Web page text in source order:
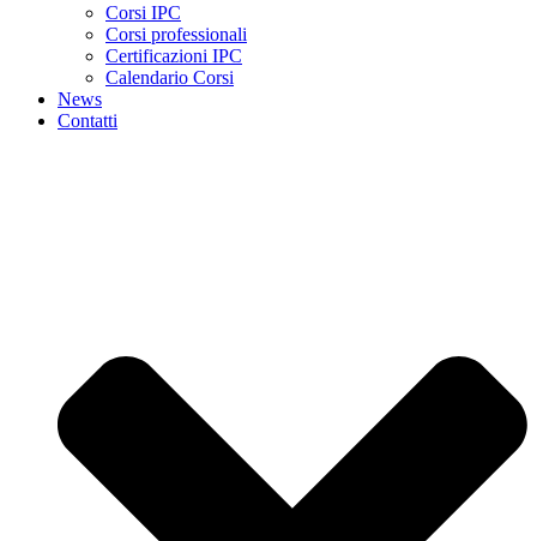
Corsi IPC
Corsi professionali
Certificazioni IPC
Calendario Corsi
News
Contatti